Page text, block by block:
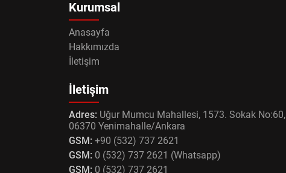
Kurumsal
Anasayfa
Hakkımızda
İletişim
İletişim
Adres: Uğur Mumcu Mahallesi, 1573. Sokak No:60,
06370 Yenimahalle/Ankara
GSM: +90 (532) 737 2621
GSM: 0 (532) 737 2621 (Whatsapp)
GSM: 0 (532) 737 2621